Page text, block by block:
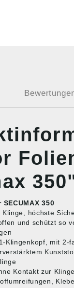
350
Klinge, höchste
und schützt so
Klingenkopf, mit 2-
Kontakt zur